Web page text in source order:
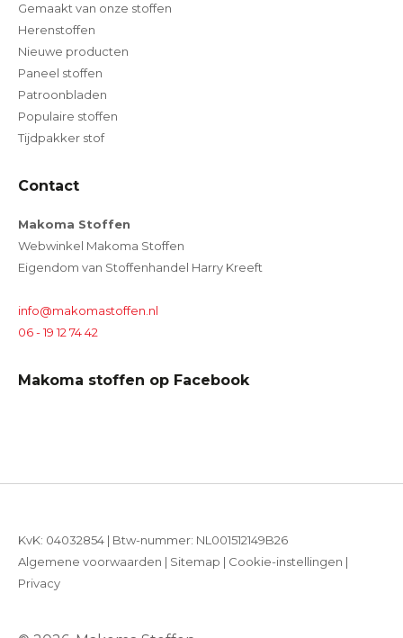
Gemaakt van onze stoffen
Herenstoffen
Nieuwe producten
Paneel stoffen
Patroonbladen
Populaire stoffen
Tijdpakker stof
Contact
Makoma Stoffen
Webwinkel Makoma Stoffen
Eigendom van Stoffenhandel Harry Kreeft
info@makomastoffen.nl
06 - 19 12 74 42
Makoma stoffen op Facebook
KvK: 04032854 | Btw-nummer: NL001512149B26
Algemene voorwaarden | Sitemap | Cookie-instellingen |
Privacy